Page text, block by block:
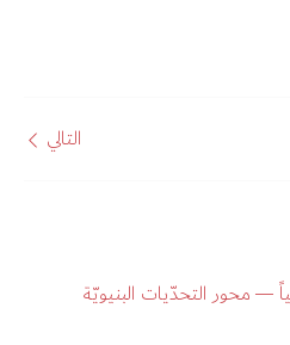
التالي
— محور التحدّيات البنيويّة